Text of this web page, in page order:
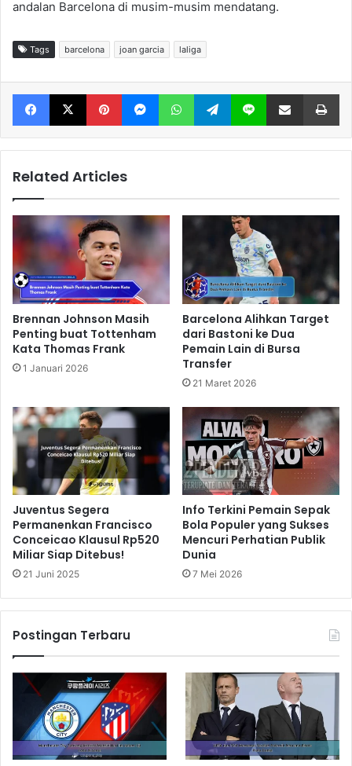
andalan Barcelona di musim-musim mendatang.
Tags barcelona joan garcia laliga
Facebook X Pinterest Messenger WhatsApp Telegram Line Share via Email
Related Articles
Brennan Johnson Masih
Penting buat Tottenham
Kata Thomas Frank
1 Januari 2026
Barcelona Alihkan Target
dari Bastoni ke Dua
Pemain Lain di Bursa
Transfer
21 Maret 2026
Juventus Segera
Permanenkan Francisco
Conceicao Klausul Rp520
Miliar Siap Ditebus!
21 Juni 2025
Info Terkini Pemain Sepak
Bola Populer yang Sukses
Mencuri Perhatian Publik
Dunia
7 Mei 2026
Postingan Terbaru